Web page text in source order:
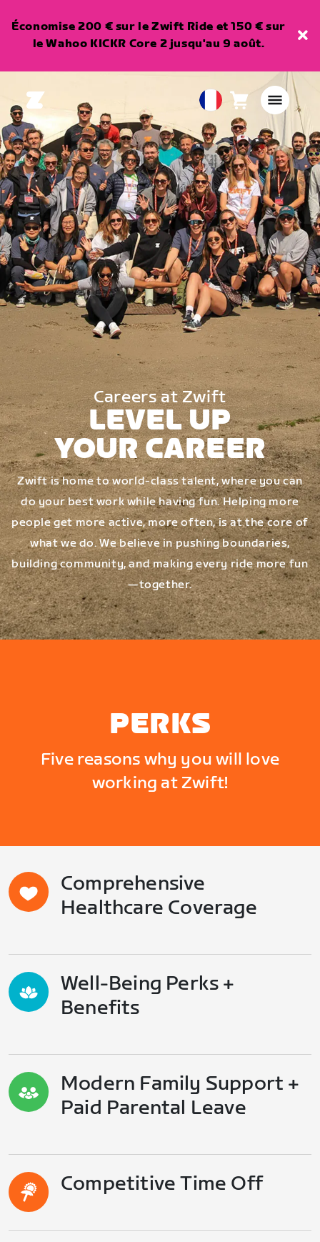
Économise 200 € sur le Zwift Ride et 150 € sur
le Wahoo KICKR Core 2 jusqu'au 9 août.
European
Union
Français
Panier0
article
Careers at Zwift
LEVEL UP
YOUR CAREER
Zwift is home to world-class talent, where you can
do your best work while having fun. Helping more
people get more active, more often, is at the core of
what we do. We believe in pushing boundaries,
building community, and making every ride more fun
—together.
PERKS
Five reasons why you will love
working at Zwift!
Comprehensive
Healthcare Coverage
Well-Being Perks +
Benefits
Modern Family Support +
Paid Parental Leave
Competitive Time Off